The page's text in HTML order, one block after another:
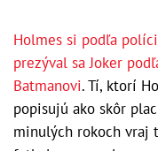
Holmes si podľa
prezýval sa Joker
Batmanovi. Tí, ktorí
popisujú ako skôr
minulých rokoch vraj